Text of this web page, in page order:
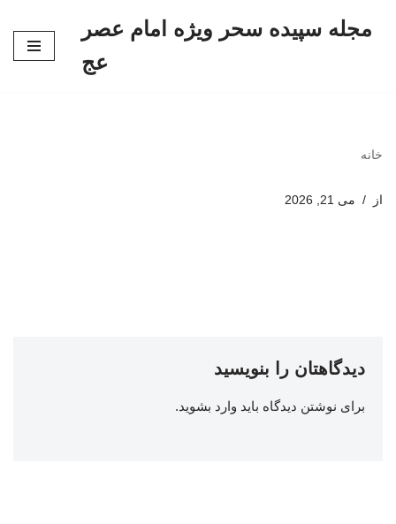
مجله سپیده سحر ویژه امام عصر
عج
خانه
از می 21, 2026
دیدگاهتان را بنویسید
برای نوشتن دیدگاه باید وارد بشوید.